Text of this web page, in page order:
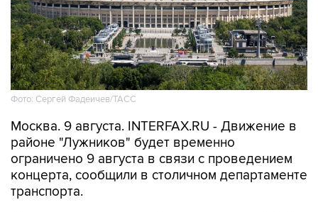
Фото: Сергей Фадеичев/ТАСС
Москва. 9 августа. INTERFAX.RU - Движение в
ограничено 9 августа в связи с проведением
концерта, сообщили в столичном департаменте
транспорта.
В частности, движение будет закрыто с 08:00